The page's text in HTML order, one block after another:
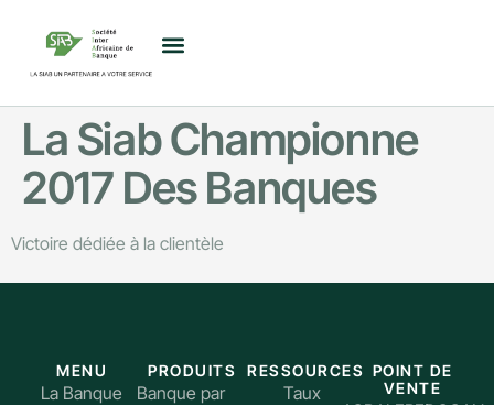
La Siab Championne
2017 Des Banques
Victoire dédiée à la clientèle
MENU
La Banque
PRODUITS
Banque par
RESSOURCES
Taux
POINT DE
VENTE